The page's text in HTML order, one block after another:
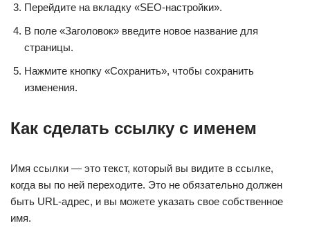
Перейдите на вкладку «SEO-настройки».
В поле «Заголовок» введите новое название для
страницы.
Нажмите кнопку «Сохранить», чтобы сохранить
изменения.
Как сделать ссылку с именем
Имя ссылки — это текст, который вы видите в ссылке,
когда вы по ней переходите. Это не обязательно должен
быть URL-адрес, и вы можете указать свое собственное
имя.